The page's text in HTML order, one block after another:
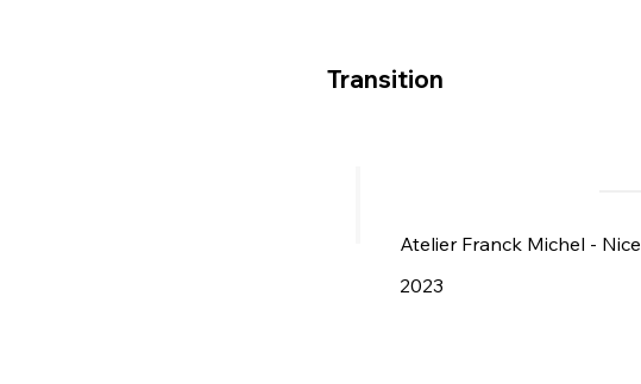
Transition
Atelier Franck Michel - Nice
2023